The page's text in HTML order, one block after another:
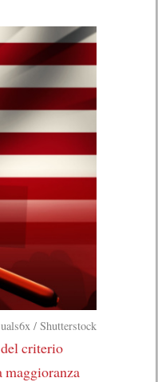
/ Shutterstock
criterio
maggioranza